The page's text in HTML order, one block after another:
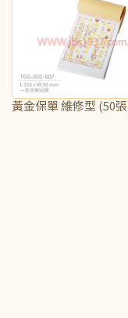
黃金保單 維修型 (50